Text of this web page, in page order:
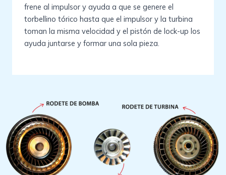
frene al impulsor y ayuda a que se genere el
torbellino tórico hasta que el impulsor y la turbina
toman la misma velocidad y el pistón de lock-up los
ayuda juntarse y formar una sola pieza.